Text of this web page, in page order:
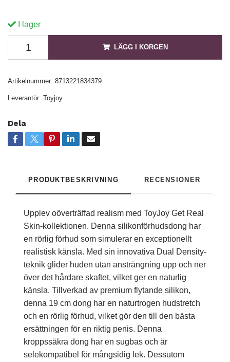
I lager
LÄGG I KORGEN
Artikelnummer: 8713221834379
Leverantör: Toyjoy
Dela
PRODUKTBESKRIVNING RECENSIONER
Upplev oöverträffad realism med ToyJoy Get Real
Skin-kollektionen. Denna silikonförhudsdong har
en rörlig förhud som simulerar en exceptionellt
realistisk känsla. Med sin innovativa Dual Density-
teknik glider huden utan ansträngning upp och ner
över det hårdare skaftet, vilket ger en naturlig
känsla. Tillverkad av premium flytande silikon,
denna 19 cm dong har en naturtrogen hudstretch
och en rörlig förhud, vilket gör den till den bästa
ersättningen för en riktig penis. Denna
kroppssäkra dong har en sugbas och är
selekompatibel för mångsidig lek. Dessutom